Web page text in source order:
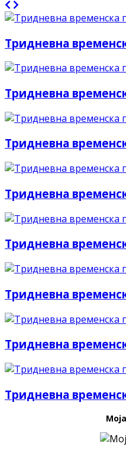
Тридневна
Тридневна
Тридневна
Тридневна
Тридневна
Тридневна
Тридневна
Тридневна